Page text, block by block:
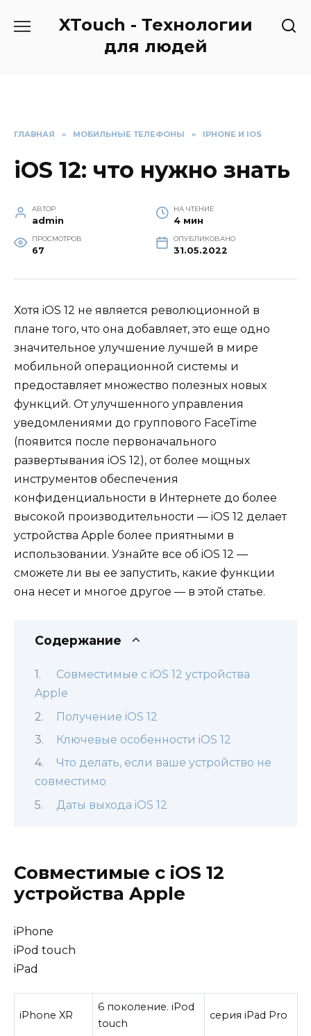
XTouch - Технологии
для людей
ГЛАВНАЯ » МОБИЛЬНЫЕ ТЕЛЕФОНЫ » IPHONE И IOS
iOS 12: что нужно знать
АВТОР
admin
НА ЧТЕНИЕ
4 мин
ПРОСМОТРОВ
67
ОПУБЛИКОВАНО
31.05.2022
Хотя iOS 12 не является революционной в
плане того, что она добавляет, это еще одно
значительное улучшение лучшей в мире
мобильной операционной системы и
предоставляет множество полезных новых
функций. От улучшенного управления
уведомлениями до группового FaceTime
(появится после первоначального
развертывания iOS 12), от более мощных
инструментов обеспечения
конфиденциальности в Интернете до более
высокой производительности — iOS 12 делает
устройства Apple более приятными в
использовании. Узнайте все об iOS 12 —
сможете ли вы ее запустить, какие функции
она несет и многое другое — в этой статье.
Содержание
Совместимые с iOS 12 устройства
Apple
Получение iOS 12
Ключевые особенности iOS 12
Что делать, если ваше устройство не
совместимо
Даты выхода iOS 12
Совместимые с iOS 12
устройства Apple
iPhone
iPod touch
iPad
iPhone XR
6 поколение. iPod
touch
серия iPad Pro